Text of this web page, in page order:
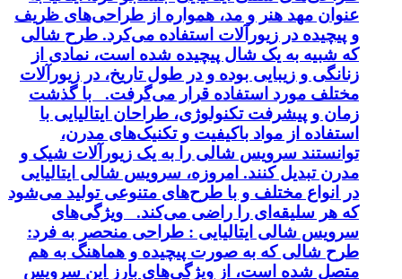
عنوان مهد هنر و مد، همواره از طراحی‌های ظریف
و پیچیده در زیورآلات استفاده می‌کرد. طرح شالی
که شبیه به یک شال پیچیده شده است، نمادی از
زنانگی و زیبایی بوده و در طول تاریخ، در زیورآلات
مختلف مورد استفاده قرار می‌گرفت. با گذشت
زمان و پیشرفت تکنولوژی، طراحان ایتالیایی با
استفاده از مواد باکیفیت و تکنیک‌های مدرن،
توانستند سرویس شالی را به یک زیورآلات شیک و
مدرن تبدیل کنند. امروزه، سرویس شالی ایتالیایی
در انواع مختلف و با طرح‌های متنوعی تولید می‌شود
که هر سلیقه‌ای را راضی می‌کند. ویژگی‌های
سرویس شالی ایتالیایی : طراحی منحصر به فرد:
طرح شالی که به صورت پیچیده و هماهنگ به هم
متصل شده است، از ویژگی‌های بارز این سرویس